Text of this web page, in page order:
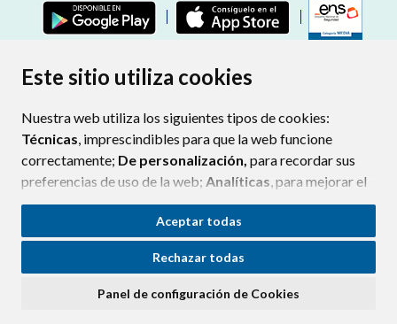
Este sitio utiliza cookies
Nuestra web utiliza los siguientes tipos de cookies:
Técnicas, imprescindibles para que la web funcione
correctamente; De personalización, para recordar sus
preferencias de uso de la web; Analíticas, para mejorar el
funcionamiento de la web y sus servicios.
Si acepta pulsando el botón“Aceptar todas”
consideramos que acepta su uso. Si pulsa el botón
ninguna acción, se guardarán las cookies técnicas
Aceptar todas
Rechazar todas
Panel de configuración de Cookies